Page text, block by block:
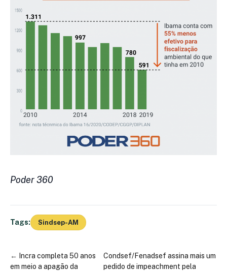
Poder 360
Tags: Sindsep-AM
← Incra completa 50 anos
em meio a apagão da
Condsef/Fenadsef assina mais um
pedido de impeachment pela